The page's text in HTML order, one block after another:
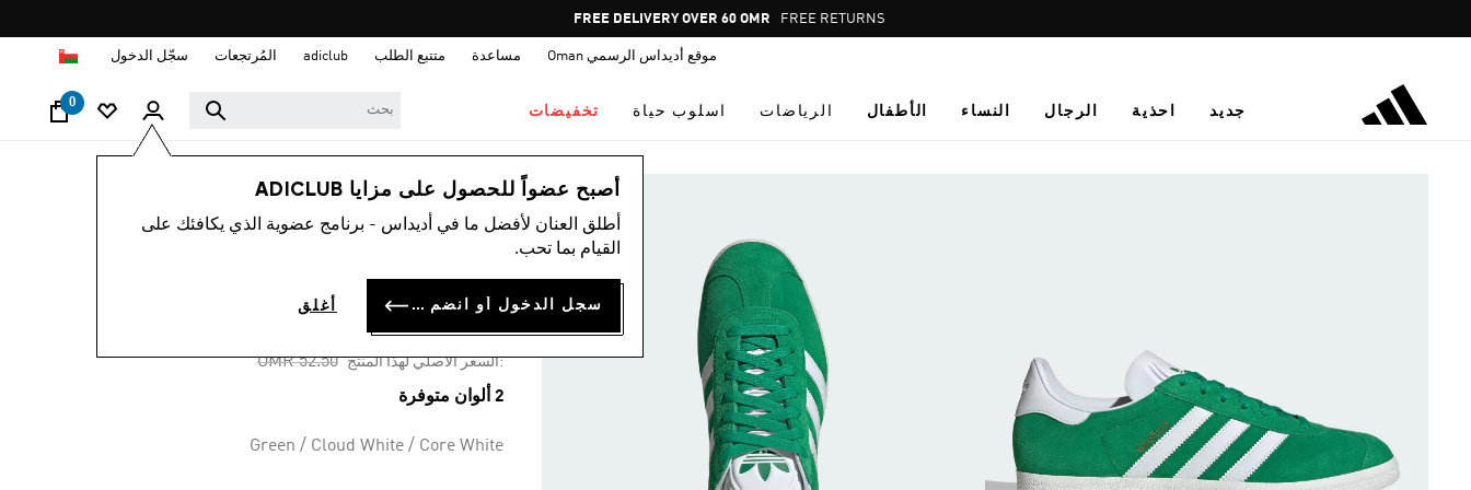
Pause
promotion
FREE DELIVERY OVER 60 OMR FREE RETURNS
موقع أديداس الرسمي Oman مساعدة متتبع الطلب adiclub المُرتجعات سجّل الدخول
جديد احذية الرجال النساء الأطفال الرياضات اسلوب حياة تخفيضات
0
أصبح عضواً للحصول على مزايا ADICLUB
أطلق العنان لأفضل ما في أديداس - برنامج عضوية الذي يكافئك على
القيام بما تحب.
سجل الدخول أو انضم الآن أغلق
اسلوب حياة العلامات التجارية أوريجينالز
حذاء GAZELLE
OMR 31.50
:السعر الأصلي لهذا المنتج Price reduced from
OMR 52.50
to
2 ألوان متوفرة
Green / Cloud White / Core White